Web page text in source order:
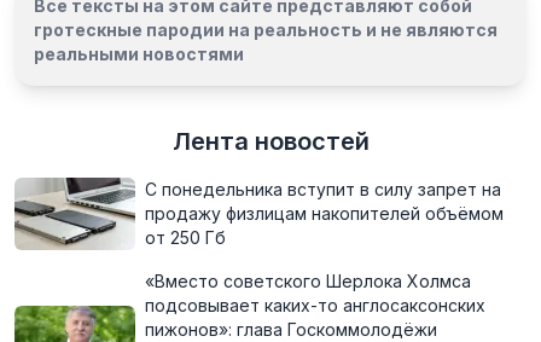
Все тексты на этом сайте представляют собой
гротескные пародии на реальность и не являются
реальными новостями
Лента новостей
С понедельника вступит в силу запрет на
продажу физлицам накопителей объёмом
от 250 Гб
«Вместо советского Шерлока Холмса
подсовывает каких-то англосаксонских
пижонов»: глава Госкоммолодёжи